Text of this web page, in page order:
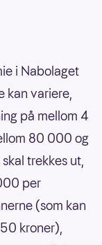
i Nabolaget
kan variere,
på mellom 4
80 000 og
trekkes ut,
per
(som kan
kroner),